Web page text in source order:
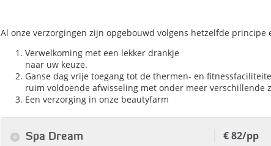
Al onze verzorgingen zijn opgebouwd volgens hetzelfde principe
Verwelkoming met een lekker drankje
naar uw keuze.
Ganse dag vrije toegang tot de thermen- en
ruim voldoende afwisseling met onder meer verschillende
Een verzorging in onze beautyfarm
Spa Dream € 82/pp